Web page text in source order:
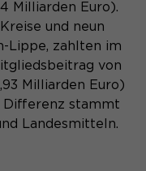
Nutzers.
wird beim
Daten der
gewählte
Milliarden Euro).
und neun
Lippe, zahlten im
von
Milliarden Euro)
Differenz stammt
Landesmitteln.